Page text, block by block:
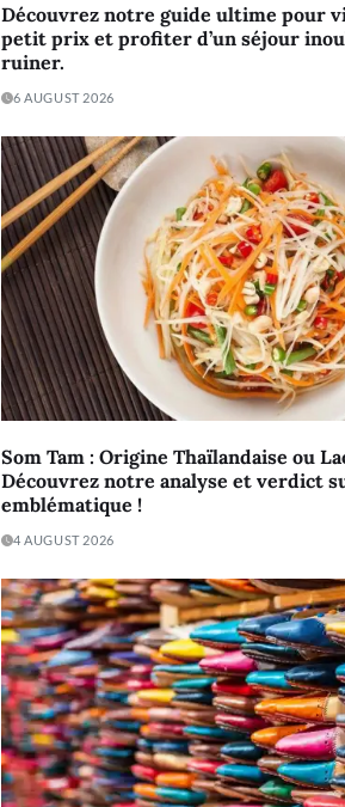
Découvrez notre guide ultime pour
petit prix et profiter d’un séjour
ruiner.
6 AUGUST 2026
Som Tam : Origine Thaïlandaise ou
Découvrez notre analyse et verdict
emblématique !
4 AUGUST 2026